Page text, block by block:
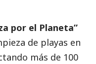
por el Planeta”
de playas en
más de 100